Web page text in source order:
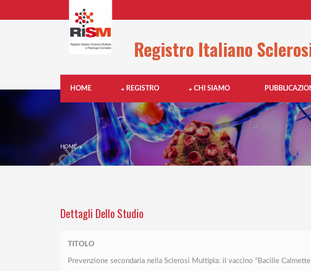
Registro Italiano
HOME REGISTRO CHI SIAMO
HOME
Dettagli Dello Studio
TITOLO
Prevenzione secondaria nella Sclerosi Multipla: il vaccino “Bacille